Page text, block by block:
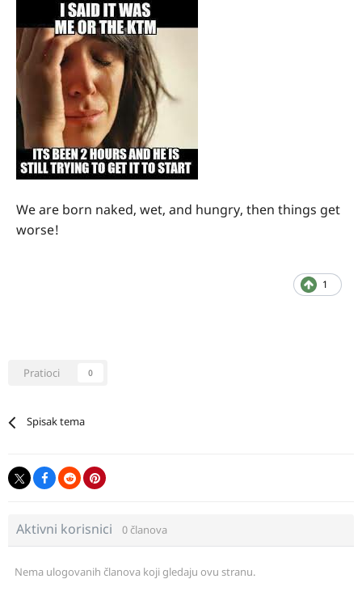
We are born naked, wet, and hungry, then things get
worse!
1
Pratioci 0
Spisak tema
Aktivni korisnici 0 članova
Nema ulogovanih članova koji gledaju ovu stranu.